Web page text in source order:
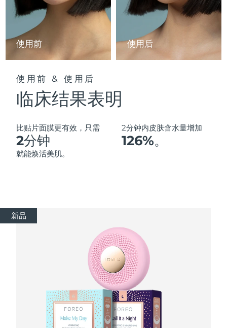
使用前 使用后
使用前 & 使用后
临床结果表明
比贴片面膜更有效，只需
2分钟
就能焕活美肌。
2分钟内皮肤含水量增加
126%。
新品
PEACH™ Cooling Prep Gel
Cooling IPL hair removal gel
ESPADA™ Blemish Solution
Concentrated acne gel
ESPADA™ 设备
All acne treatment devices
眼部护肤
Advanced eye care treatment
眼部护理设备
All revitalizing eye massagers
Blackhead remover
KIWI™ 皮肤护理
Advanced pore care essentials
FLIP™ play advanced
LED light hairbrush
LUNA™ Dual-Peptide Scalp
Serum
For healthy hair
牙齿美白
issa™ Teeth Whitening Set
Dual LED + sonic device & 18% PAP gel
issa™ Teeth Whitening Gel
18% PAP
更多的
FOREO APP
冰岛 预计送达日期 8/9/26
印度尼西亚 预计送达日期
爱尔兰 8/8/26
马恩岛
以色列
意大利 预计送达日期8/8/26
日本
科威特
预计送达日期
预计送达日期
预计送达日期
预计送达日期